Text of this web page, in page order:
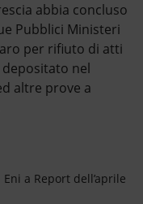
abbia concluso
Pubblici Ministeri
per rifiuto di atti
depositato nel
altre prove a
a Report dell’aprile